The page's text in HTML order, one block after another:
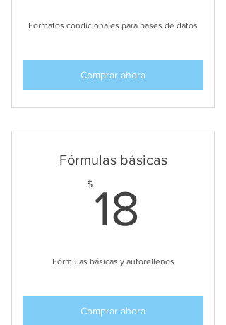
Formatos condicionales para bases de datos
Comprar ahora
Fórmulas básicas
$ 18
Fórmulas básicas y autorellenos
Comprar ahora